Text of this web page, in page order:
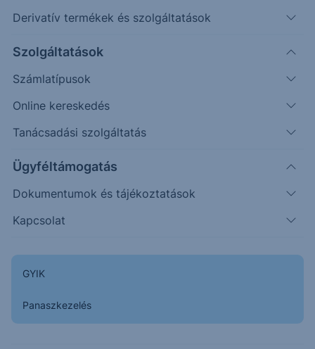
Derivatív termékek és szolgáltatások
Szolgáltatások
Számlatípusok
Online kereskedés
Tanácsadási szolgáltatás
Ügyféltámogatás
Dokumentumok és tájékoztatások
Kapcsolat
GYIK
Panaszkezelés
Visszatért a forinterő: USD/HUF -
2025/16 - napi
Az elmúlt időszakban esés érkezett a piacra.
2026. február 26.
A korrekció korrekciója: USD/HUF -
2026/15 - napi
amely elérte az elsődleges célárat.